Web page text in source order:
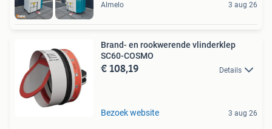
Almelo 3 aug 26
Brand- en rookwerende vlinderklep
SC60-COSMO
€ 108,19 Details
Bezoek website 3 aug 26